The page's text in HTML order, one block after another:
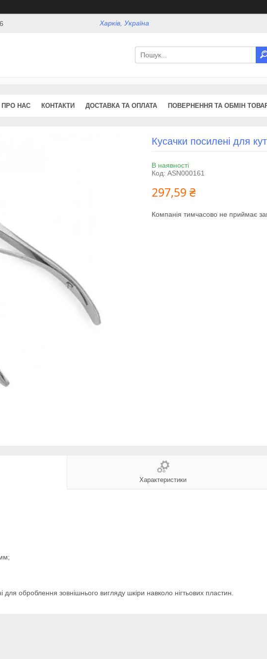
Харків, Україна
ПРО НАС КОНТАКТИ ДОСТАВКА ТА ОПЛАТА ПОВЕРНЕННЯ ТА ОБМІН
Кусачки посилені для
В наявності
Код: ASN000161
297,59 ₴
Компанія тимчасово не приймає
Характеристики
для оброблення зовнішнього вигляду шкіри навколо нігтьових пластин.